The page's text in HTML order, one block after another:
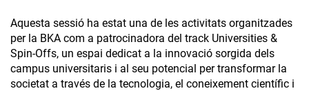
Aquesta sessió ha estat una de les activitats organitzades
per la BKA com a patrocinadora del track Universities &
Spin-Offs, un espai dedicat a la innovació sorgida dels
campus universitaris i al seu potencial per transformar la
societat a través de la tecnologia, el coneixement científic i